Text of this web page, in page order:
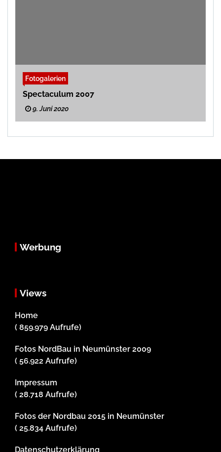
Fotogalerien
Spectaculum 2007
9. Juni 2020
Werbung
Views
Home
( 859.979 Aufrufe)
Fotos NordBau in Neumünster 2009
( 56.922 Aufrufe)
Impressum
( 28.718 Aufrufe)
Fotos der Nordbau 2015 in Neumünster
( 25.834 Aufrufe)
Datenschutzerklärung